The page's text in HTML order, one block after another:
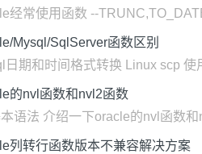
经常使用函数 --
Mysql/SqlServer函数区别
日期和时间格式转换 Linux scp
的nvl函数和nvl2函数
语法 介绍一下oracle的nvl函数
列转行函数版本不兼容解决方案